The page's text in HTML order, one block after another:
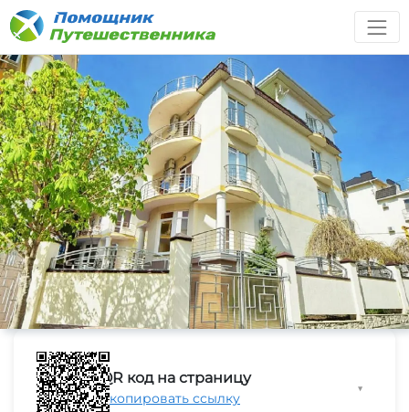
QR код на страницу
Скопировать ссылку
▼